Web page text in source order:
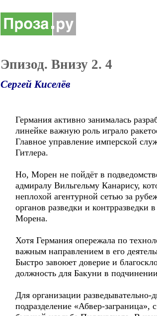
Эпизод. Внизу 2. 4
Сергей Киселёв
Германия активно занималась
линейке важную роль играло
Главное управление имперской
Гитлера.
Но, Морен не пойдёт в
адмиралу Вильгельму Канарису,
неплохой агентурной сетью за
органов разведки и
Морена.
Хотя Германия опережала по
важным направлением в его
Быстро завоюет доверие и
должность для Бакуни в
Для организации разведывательно-
подразделение «Абвер-